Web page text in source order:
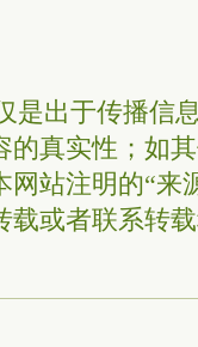
是出于传播信
的真实性；如
站注明的“来
载或者联系转